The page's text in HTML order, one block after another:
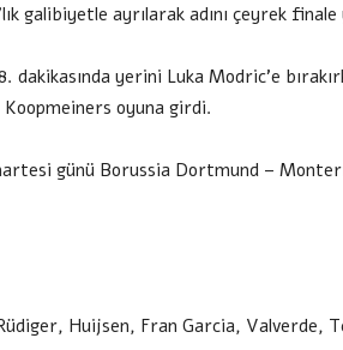
galibiyetle ayrılarak adını çeyrek finale
dakikasında yerini Luka Modric’e
Koopmeiners oyuna girdi.
günü Borussia Dortmund –
Huijsen, Fran Garcia, Valverde,